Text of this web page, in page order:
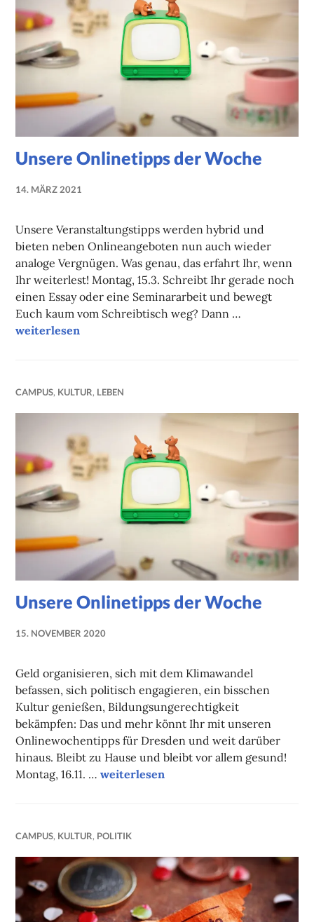
Unsere Onlinetipps der Woche
14. MÄRZ 2021
Unsere Veranstaltungstipps werden hybrid und
bieten neben Onlineangeboten nun auch wieder
analoge Vergnügen. Was genau, das erfahrt Ihr, wenn
Ihr weiterlest! Montag, 15.3. Schreibt Ihr gerade noch
einen Essay oder eine Seminararbeit und bewegt
Euch kaum vom Schreibtisch weg? Dann …
Unsere Onlinetipps der Woche
weiterlesen
CAMPUS, KULTUR, LEBEN
Unsere Onlinetipps der Woche
15. NOVEMBER 2020
Geld organisieren, sich mit dem Klimawandel
befassen, sich politisch engagieren, ein bisschen
Kultur genießen, Bildungsungerechtigkeit
bekämpfen: Das und mehr könnt Ihr mit unseren
Onlinewochentipps für Dresden und weit darüber
hinaus. Bleibt zu Hause und bleibt vor allem gesund!
Montag, 16.11. …Unsere Onlinetipps der Woche
weiterlesen
CAMPUS, KULTUR, POLITIK